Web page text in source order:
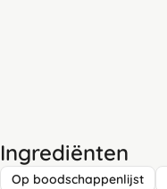
Ingrediënten
Op boodschappenlijst